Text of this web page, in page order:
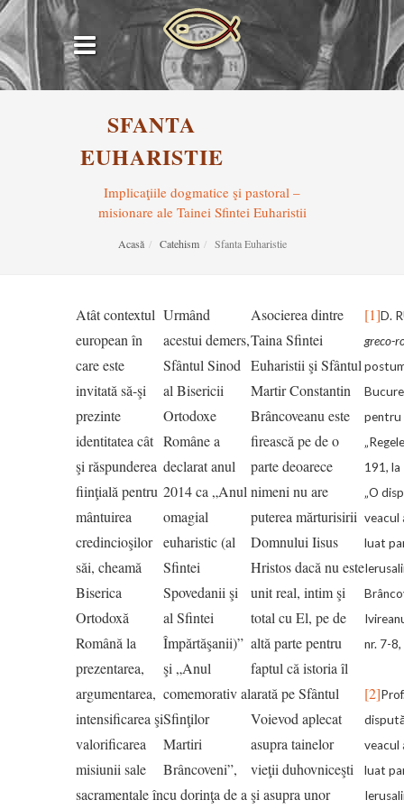
SFANTA
EUHARISTIE
Implicaţiile dogmatice şi pastoral –
misionare ale Tainei Sfintei Euharistii
Acasă Catehism Sfanta Euharistie
Atât contextul
european în
care este
invitată să-şi
prezinte
identitatea cât
şi răspunderea
fiinţială pentru
mântuirea
credincioşilor
săi, cheamă
Biserica
Ortodoxă
Română la
prezentarea,
argumentarea,
intensificarea şi
valorificarea
misiunii sale
sacramentale în
Urmând
acestui demers,
Sfântul Sinod
al Bisericii
Ortodoxe
Române a
declarat anul
2014 ca „Anul
omagial
euharistic (al
Sfintei
Spovedanii şi
al Sfintei
Împărtăşanii)”
şi „Anul
comemorativ al
Sfinţilor
Martiri
Brâncoveni”,
cu dorinţa de a
Asocierea dintre
Taina Sfintei
Euharistii şi Sfântul
Martir Constantin
Brâncoveanu este
firească pe de o
parte deoarece
nimeni nu are
puterea mărturisirii
Domnului Iisus
Hristos dacă nu este
unit real, intim şi
total cu El, pe de
altă parte pentru
faptul că istoria îl
arată pe Sfântul
Voievod aplecat
asupra tainelor
vieţii duhovniceşti
şi asupra unor
[1]D.
greco-
191, la
„O
veacul
luat
nr. 7-
[2]
veacul
luat